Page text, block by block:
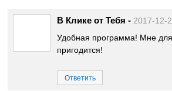
В Клике от Тебя - 2017-12-
Удобная программа! Мне
пригодится!
Ответить